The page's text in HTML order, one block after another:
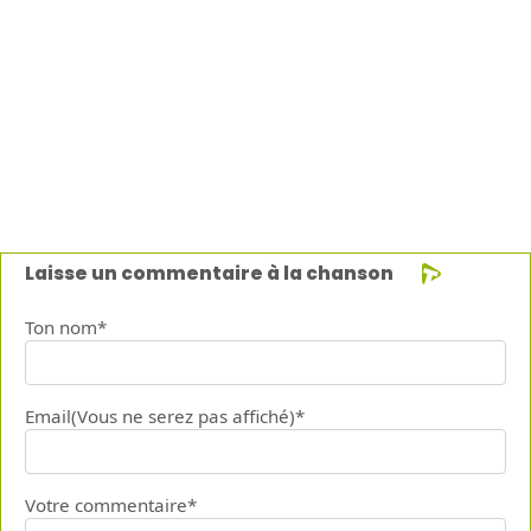
Laisse un commentaire à la chanson
Ton nom*
Email(Vous ne serez pas affiché)*
Votre commentaire*